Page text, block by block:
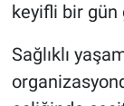
keyifli bir gün
Sağlıklı